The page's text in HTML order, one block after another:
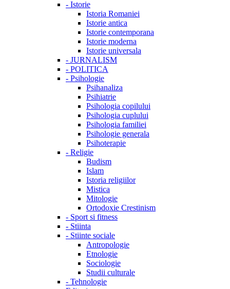
- Istorie
Istoria Romaniei
Istorie antica
Istorie contemporana
Istorie moderna
Istorie universala
- JURNALISM
- POLITICA
- Psihologie
Psihanaliza
Psihiatrie
Psihologia copilului
Psihologia cuplului
Psihologia familiei
Psihologie generala
Psihoterapie
- Religie
Budism
Islam
Istoria religiilor
Mistica
Mitologie
Ortodoxie Crestinism
- Sport si fitness
- Stiinta
- Stiinte sociale
Antropologie
Etnologie
Sociologie
Studii culturale
- Tehnologie